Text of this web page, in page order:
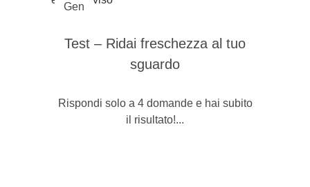
Gen
Test – Ridai freschezza al tuo
sguardo
Rispondi solo a 4 domande e hai subito
il risultato!...